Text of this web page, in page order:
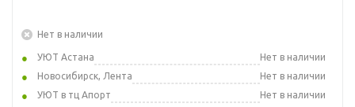
Нет в наличии
УЮТ Астана
Нет в наличии
Новосибирск, Лента
Нет в наличии
УЮТ в тц Апорт
Нет в наличии